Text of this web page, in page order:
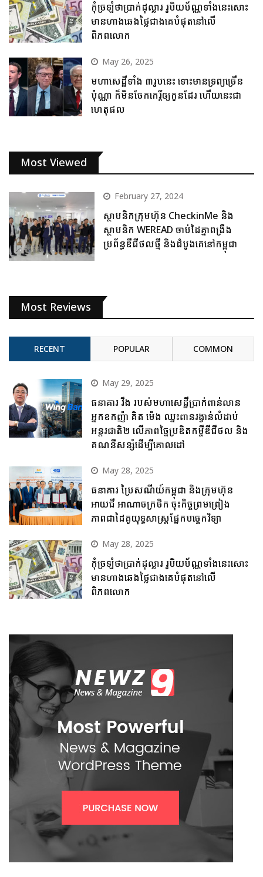
កុំច្រឡំថាប្រាក់ដុល្លារ រូបិយប័ណ្ណទាំងនេះសោះ
មានហាងឆេងថ្លៃជាងគេបំផុតនៅលើ
ពិភពលោក
May 26, 2025
មហាសេដ្ឋីទាំង ៣រូបនេះ ទោះមានទ្រព្យច្រើន
ប៉ុណ្ណា ក៏មិនចែកកេរ្តិ៍ឲ្យកូនដែរ ហើយនេះជា
ហេតុផល
Most Viewed
February 27, 2024
ស្ថាបនិកក្រុមហ៊ុន CheckinMe និង
ស្ថាបនិក WEREAD ចាប់ដៃគ្នាពង្រឹង
ប្រព័ន្ធឌីជីថលថ្មី និងដំបូងគេនៅកម្ពុជា
Most Reviews
RECENT POPULAR COMMON
May 29, 2025
ធនាគារ វីង របស់មហាសេដ្ឋីប្រាក់ពាន់លាន
អ្នកឧកញ៉ា គិត ម៉េង ឈ្នះពានរង្វាន់លំដាប់
អន្តរជាតិ២ លើភាពច្នៃប្រឌិតកម្ចីឌីជីថល និង
គណនីសន្សំដើម្បីគោលដៅ
May 28, 2025
ធនាគារ ប្រៃសណីយ៍កម្ពុជា និងក្រុមហ៊ុន
អាយជី អាណាចក្រថិក ចុះកិច្ចព្រមព្រៀង
ភាពជាដៃគូយុទ្ធសាស្ត្រផ្នែកបច្ចេកវិទ្យា
May 28, 2025
កុំច្រឡំថាប្រាក់ដុល្លារ រូបិយប័ណ្ណទាំងនេះសោះ
មានហាងឆេងថ្លៃជាងគេបំផុតនៅលើ
ពិភពលោក